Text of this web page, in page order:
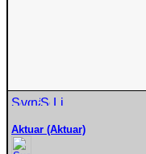
Aktuar (Aktuar)